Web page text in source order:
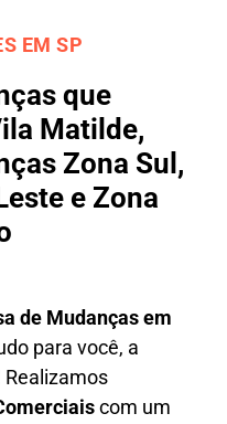
EM SP
que
Matilde,
Zona Sul,
e Zona
de Mudanças em
para você, a
com um